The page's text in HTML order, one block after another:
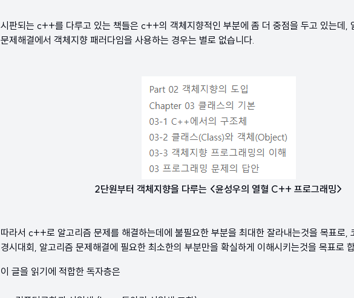
시판되는 c++를 다루고 있는 책들은 c++의 객체지향적인 부분에 좀 더 중점을 두고 있는데,
문제해결에서 객체지향 패러다임을 사용하는 경우는 별로 없습니다.
2단원부터 객체지향을 다루는 <윤성우의 열혈 C++ 프로그래밍>
따라서 c++로 알고리즘 문제를 해결하는데에 불필요한 부분을 최대한 잘라내는것을 목표로,
경시대회, 알고리즘 문제해결에 필요한 최소한의 부분만을 확실하게 이해시키는것을 목표로
이 글을 읽기에 적합한 독자층은